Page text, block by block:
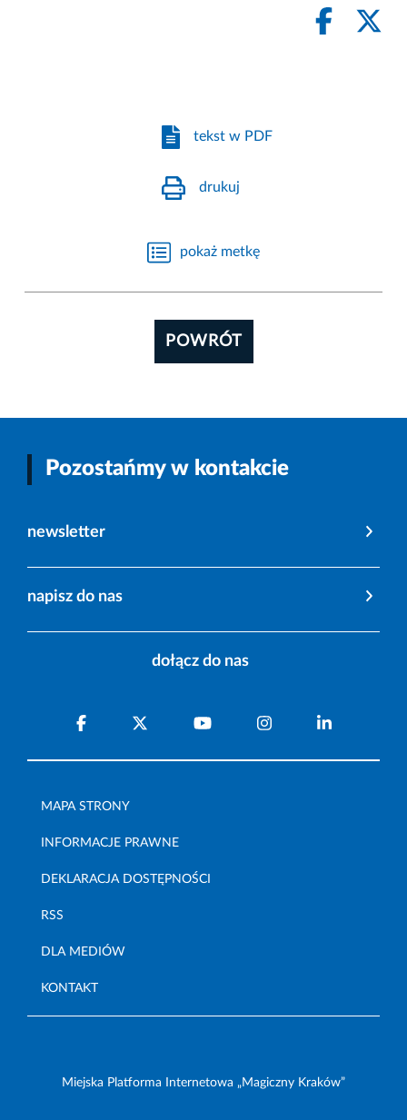
tekst w PDF
drukuj
pokaż metkę
POWRÓT
Pozostańmy w kontakcie
newsletter
napisz do nas
dołącz do nas
MAPA STRONY
INFORMACJE PRAWNE
DEKLARACJA DOSTĘPNOŚCI
RSS
DLA MEDIÓW
KONTAKT
Miejska Platforma Internetowa „Magiczny Kraków”